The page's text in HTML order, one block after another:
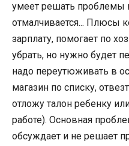
умеет решать проблемы
отмалчивается... Плюсы
зарплату, помогает по
убрать, но нужно будет
надо переутюживать в
магазин по списку,
отложу талон ребенку
работе). Основная
обсуждает и не решает